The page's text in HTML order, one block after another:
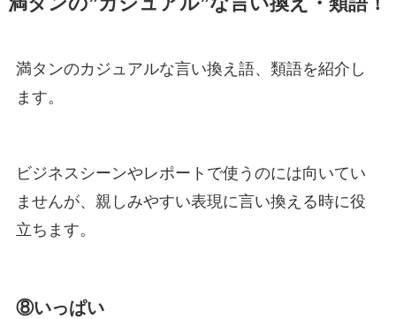
満タンのカジュアルな言い換え語、類語を紹介し
ます。
ビジネスシーンやレポートで使うのには向いてい
ませんが、親しみやすい表現に言い換える時に役
立ちます。
⑧いっぱい